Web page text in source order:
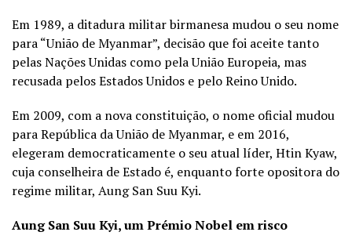
Em 1989, a ditadura militar birmanesa mudou o seu nome
para “União de Myanmar”, decisão que foi aceite tanto
pelas Nações Unidas como pela União Europeia, mas
recusada pelos Estados Unidos e pelo Reino Unido.
Em 2009, com a nova constituição, o nome oficial mudou
para República da União de Myanmar, e em 2016,
elegeram democraticamente o seu atual líder, Htin Kyaw,
cuja conselheira de Estado é, enquanto forte opositora do
regime militar, Aung San Suu Kyi.
Aung San Suu Kyi, um Prémio Nobel em risco